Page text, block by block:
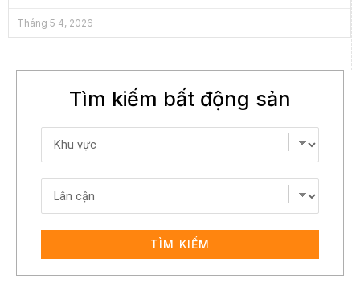
Tháng 5 4, 2026
Tìm kiếm bất động sản
TÌM KIẾM